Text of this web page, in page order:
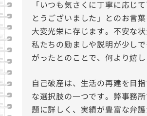
「いつも気さくに丁寧に応じ
とうございました」とのお言葉
大変光栄に存じます。不安な状
私たちの励ましや説明が少し
がったとのことで、何より嬉し
自己破産は、生活の再建を目
な選択肢の一つです。弊事務
題に詳しく、実績が豊富な弁